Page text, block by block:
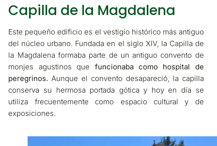
Capilla de la Magdalena
Este pequeño edificio es el vestigio histórico más antiguo
del núcleo urbano. Fundada en el siglo XIV, la Capilla de
la Magdalena formaba parte de un antiguo convento de
monjes agustinos que funcionaba como hospital de
peregrinos. Aunque el convento desapareció, la capilla
conserva su hermosa portada gótica y hoy en día se
utiliza frecuentemente como espacio cultural y de
exposiciones.